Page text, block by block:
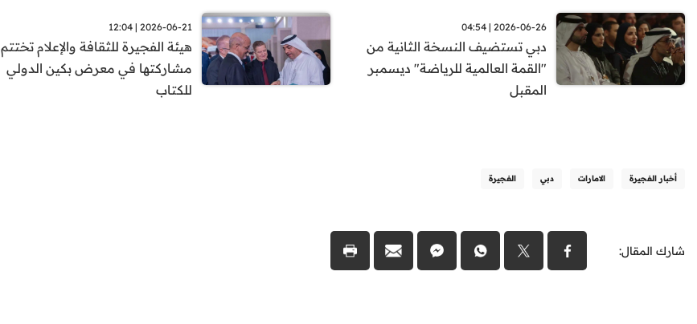
2026-06-26 | 04:54
دبي تستضيف النسخة الثانية من
"القمة العالمية للرياضة" ديسمبر
المقبل
2026-06-21 | 12:04
هيئة الفجيرة للثقافة والإعلام تختتم
مشاركتها في معرض بكين الدولي
للكتاب
أخبار الفجيرة الامارات دبي الفجيرة
شارك المقال: